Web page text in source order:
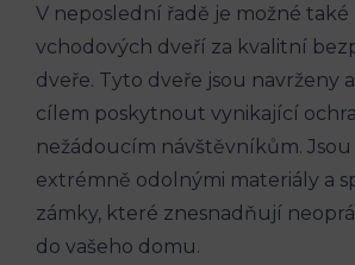
V neposlední řadě je možné také
vchodových dveří za kvalitní
dveře. Tyto dveře jsou navrženy
cílem poskytnout vynikající
nežádoucím návštěvníkům.
extrémně odolnými materiály a
zámky, které znesnadňují
do vašeho domu.